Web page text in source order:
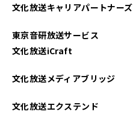
2024年02月
2024年01月
文化放送キャリアパートナーズ
東京音研放送サービス
文化放送iCraft
文化放送メディアブリッジ
文化放送エクステンド